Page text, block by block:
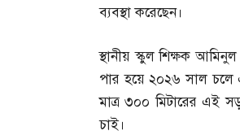
ব্যবস্থা করেছেন।
স্থানীয় স্কুল শিক্ষক
পার হয়ে ২০২৬ সাল
মাত্র ৩০০ মিটারের এই
চাই।